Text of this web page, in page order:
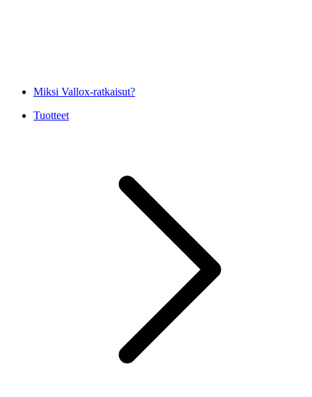
Miksi Vallox-ratkaisut?
Tuotteet